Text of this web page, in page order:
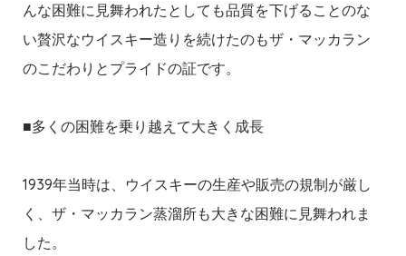
んな困難に見舞われたとしても品質を下げることのな
い贅沢なウイスキー造りを続けたのもザ・マッカラン
のこだわりとプライドの証です。
■多くの困難を乗り越えて大きく成長
1939年当時は、ウイスキーの生産や販売の規制が厳し
く、ザ・マッカラン蒸溜所も大きな困難に見舞われま
した。